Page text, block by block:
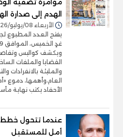
الهدم إلى صدارة
الأربعاء 08/يوليو/2026 - 01:27 م
يفتح العدد المطبوع
ويكشف كواليس
القضايا والملفات
والمليئة بالانفرادات
العام،وأهمها، دموع
الأحفاد يكتب نهاية
عندما تتحول خطط
أمل للمستقبل